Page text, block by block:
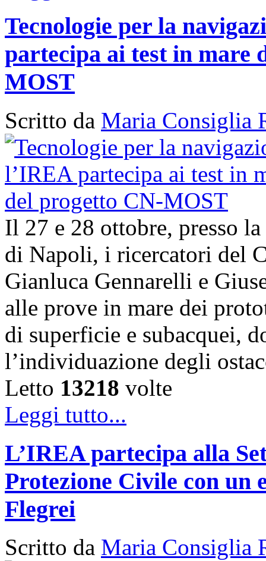
Tecnologie per la
partecipa ai test in mare
MOST
Scritto da Maria Consiglia
Il 27 e 28 ottobre, presso
di Napoli, i ricercatori del
Gianluca Gennarelli e
alle prove in mare dei
di superficie e subacquei,
l’individuazione degli
Letto 13218 volte
Leggi tutto...
L’IREA partecipa alla
Protezione Civile con un
Flegrei
Scritto da Maria Consiglia